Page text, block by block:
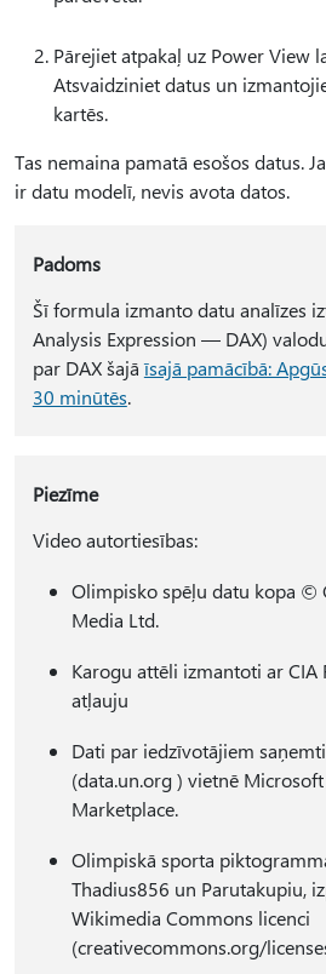
Pārejiet atpakaļ uz Power View
Atsvaidziniet datus un
kartēs.
Tas nemaina pamatā esošos datus.
ir datu modelī, nevis avota datos.
Padoms
Šī formula izmanto datu analīzes
Analysis Expression — DAX)
par DAX šajāīsajā pamācībā:
30 minūtēs.
Piezīme
Video autortiesības:
Olimpisko spēļu datu kopa ©
Media Ltd.
Karogu attēli izmantoti ar CIA
atļauju
Dati par iedzīvotājiem
(data.un.org ) vietnē
Marketplace.
Olimpiskā sporta
Thadius856 un Parutakupiu,
Wikimedia Commons licenci
(creativecommons.org/